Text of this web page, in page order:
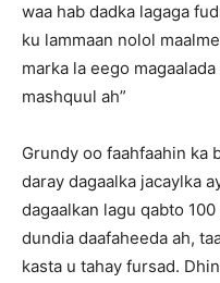
waa hab dadka lagaga
ku lammaan nolol
marka la eego
mashquul ah”
Grundy oo faahfaahin ka
daray dagaalka jacaylka
dagaalkan lagu qabto
dundia daafaheeda ah,
kasta u tahay fursad.